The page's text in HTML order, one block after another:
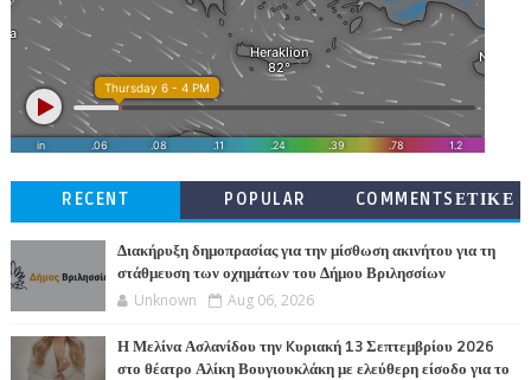
RECENT POPULAR
COMMENTSΕΤΙΚΕ
Διακήρυξη δημοπρασίας για την μίσθωση ακινήτου για τη
στάθμευση των οχημάτων του Δήμου Βριλησσίων
Unknown Aug 06, 2026
Η Μελίνα Ασλανίδου την Kυριακή 13 Σεπτεμβρίου 2026
στο θέατρο Αλίκη Βουγιουκλάκη με ελεύθερη είσοδο για το